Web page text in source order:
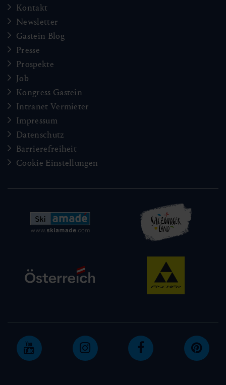
Kontakt
Newsletter
Gastein Blog
Presse
Prospekte
Job
Kongress Gastein
Intranet Vermieter
Impressum
Datenschutz
Barrierefreiheit
Cookie Einstellungen